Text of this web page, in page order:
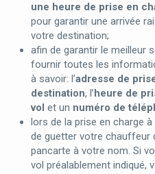
une heure de prise en
pour garantir une arrivée
votre destination;
afin de garantir le meilleur
fournir toutes les
à savoir: l’adresse de
destination, l’heure de
vol et un numéro de
lors de la prise en charge
de guetter votre chauffeur
pancarte à votre nom. Si
vol préalablement indiqué,